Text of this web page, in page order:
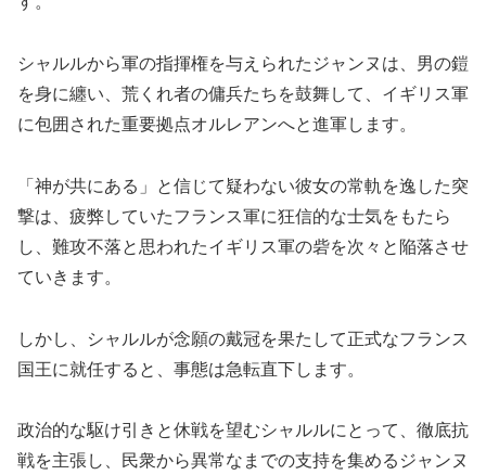
シャルルから軍の指揮権を与えられたジャンヌは、男の鎧
を身に纏い、荒くれ者の傭兵たちを鼓舞して、イギリス軍
に包囲された重要拠点オルレアンへと進軍します。
「神が共にある」と信じて疑わない彼女の常軌を逸した突
撃は、疲弊していたフランス軍に狂信的な士気をもたら
し、難攻不落と思われたイギリス軍の砦を次々と陥落させ
ていきます。
しかし、シャルルが念願の戴冠を果たして正式なフランス
国王に就任すると、事態は急転直下します。
政治的な駆け引きと休戦を望むシャルルにとって、徹底抗
戦を主張し、民衆から異常なまでの支持を集めるジャンヌ